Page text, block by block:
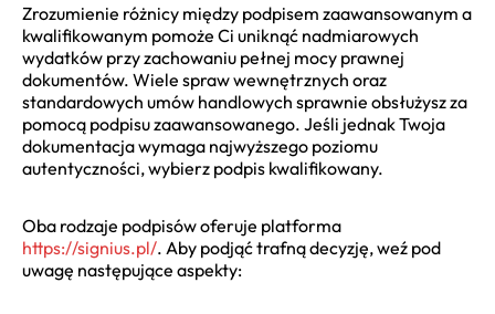
Zrozumienie różnicy między podpisem zaawansowanym a
kwalifikowanym pomoże Ci uniknąć nadmiarowych
wydatków przy zachowaniu pełnej mocy prawnej
dokumentów. Wiele spraw wewnętrznych oraz
standardowych umów handlowych sprawnie obsłużysz za
pomocą podpisu zaawansowanego. Jeśli jednak Twoja
dokumentacja wymaga najwyższego poziomu
autentyczności, wybierz podpis kwalifikowany.
Oba rodzaje podpisów oferuje platforma
https://signius.pl/. Aby podjąć trafną decyzję, weź pod
uwagę następujące aspekty: